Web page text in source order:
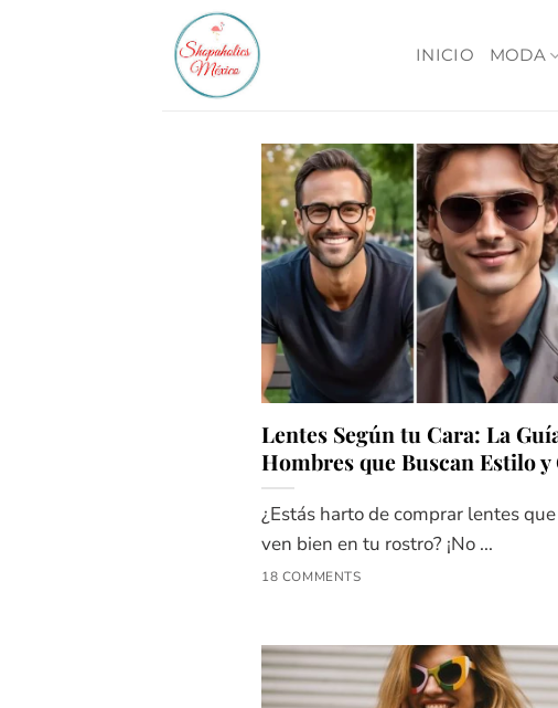
INICIO MODA
Lentes Según tu Cara: La
Hombres que Buscan Estilo y
¿Estás harto de comprar lentes
ven bien en tu rostro? ¡No ...
18 COMMENTS